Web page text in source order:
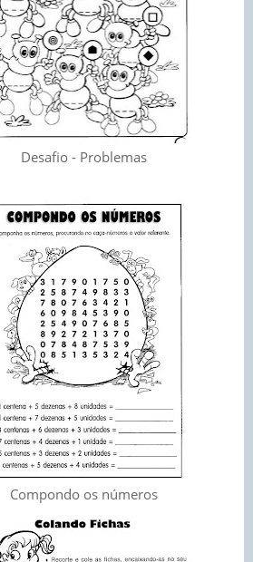
Desafio - Problemas
Compondo os números